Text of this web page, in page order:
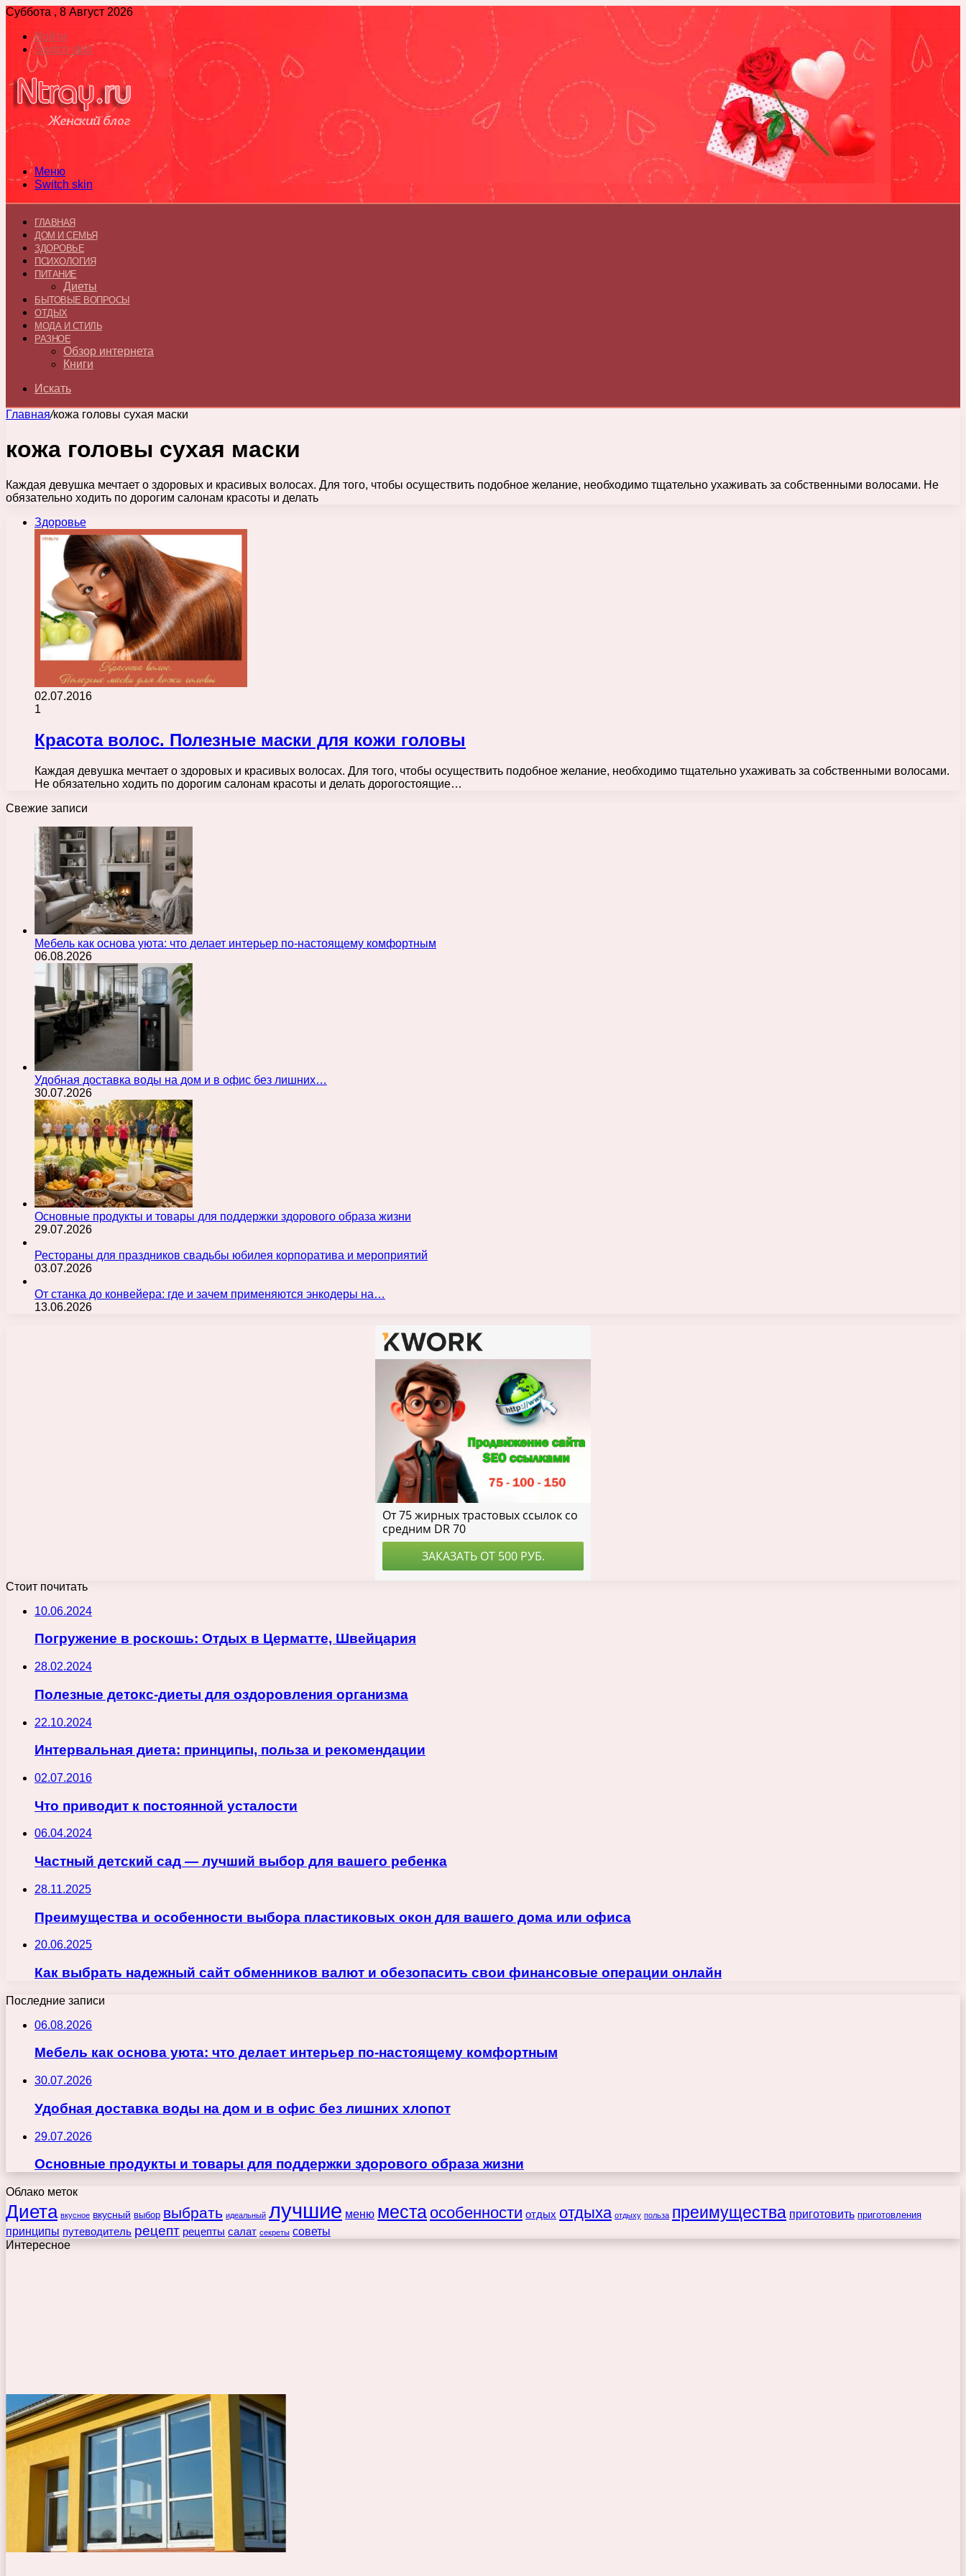
Суббота , 8 Август 2026
Войти
Switch skin
Меню
Switch skin
ГЛАВНАЯ
ДОМ И СЕМЬЯ
ЗДОРОВЬЕ
ПСИХОЛОГИЯ
ПИТАНИЕ
Диеты
БЫТОВЫЕ ВОПРОСЫ
ОТДЫХ
МОДА И СТИЛЬ
РАЗНОЕ
Обзор интернета
Книги
Искать
Главная/кожа головы сухая маски
кожа головы сухая маски
Каждая девушка мечтает о здоровых и красивых волосах. Для того, чтобы осуществить подобное желание, необходимо тщательно ухаживать за собственными волосами. Не
обязательно ходить по дорогим салонам красоты и делать
Здоровье
02.07.2016
1
Красота волос. Полезные маски для кожи головы
Каждая девушка мечтает о здоровых и красивых волосах. Для того, чтобы осуществить подобное желание, необходимо тщательно ухаживать за собственными волосами.
Не обязательно ходить по дорогим салонам красоты и делать дорогостоящие…
Свежие записи
Мебель как основа уюта: что делает интерьер по-настоящему комфортным
06.08.2026
Удобная доставка воды на дом и в офис без лишних…
30.07.2026
Основные продукты и товары для поддержки здорового образа жизни
29.07.2026
Рестораны для праздников свадьбы юбилея корпоратива и мероприятий
03.07.2026
От станка до конвейера: где и зачем применяются энкодеры на…
13.06.2026
Стоит почитать
10.06.2024
Погружение в роскошь: Отдых в Церматте, Швейцария
28.02.2024
Полезные детокс-диеты для оздоровления организма
22.10.2024
Интервальная диета: принципы, польза и рекомендации
02.07.2016
Что приводит к постоянной усталости
06.04.2024
Частный детский сад — лучший выбор для вашего ребенка
28.11.2025
Преимущества и особенности выбора пластиковых окон для вашего дома или офиса
20.06.2025
Как выбрать надежный сайт обменников валют и обезопасить свои финансовые операции онлайн
Последние записи
06.08.2026
Мебель как основа уюта: что делает интерьер по-настоящему комфортным
30.07.2026
Удобная доставка воды на дом и в офис без лишних хлопот
29.07.2026
Основные продукты и товары для поддержки здорового образа жизни
Облако меток
Диета вкусное вкусный выбор выбрать идеальный лучшие меню места особенности отдых отдыха отдыху польза преимущества приготовить приготовления
принципы путеводитель рецепт рецепты салат секреты советы
Интересное